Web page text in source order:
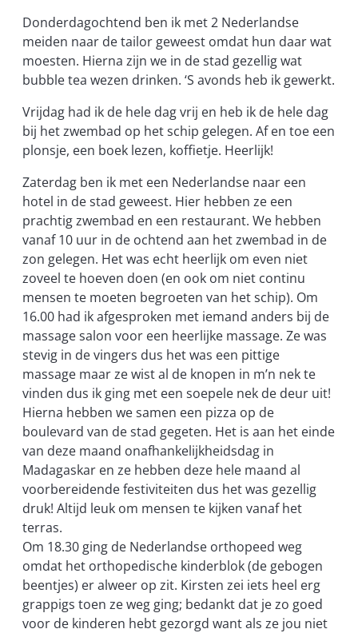
Donderdagochtend ben ik met 2 Nederlandse
meiden naar de tailor geweest omdat hun daar wat
moesten. Hierna zijn we in de stad gezellig wat
bubble tea wezen drinken. ‘S avonds heb ik gewerkt.
Vrijdag had ik de hele dag vrij en heb ik de hele dag
bij het zwembad op het schip gelegen. Af en toe een
plonsje, een boek lezen, koffietje. Heerlijk!
Zaterdag ben ik met een Nederlandse naar een
hotel in de stad geweest. Hier hebben ze een
prachtig zwembad en een restaurant. We hebben
vanaf 10 uur in de ochtend aan het zwembad in de
zon gelegen. Het was echt heerlijk om even niet
zoveel te hoeven doen (en ook om niet continu
mensen te moeten begroeten van het schip). Om
16.00 had ik afgesproken met iemand anders bij de
massage salon voor een heerlijke massage. Ze was
stevig in de vingers dus het was een pittige
massage maar ze wist al de knopen in m’n nek te
vinden dus ik ging met een soepele nek de deur uit!
Hierna hebben we samen een pizza op de
boulevard van de stad gegeten. Het is aan het einde
van deze maand onafhankelijkheidsdag in
Madagaskar en ze hebben deze hele maand al
voorbereidende festiviteiten dus het was gezellig
druk! Altijd leuk om mensen te kijken vanaf het
terras.
Om 18.30 ging de Nederlandse orthopeed weg
omdat het orthopedische kinderblok (de gebogen
beentjes) er alweer op zit. Kirsten zei iets heel erg
grappigs toen ze weg ging; bedankt dat je zo goed
voor de kinderen hebt gezorgd want als ze jou niet